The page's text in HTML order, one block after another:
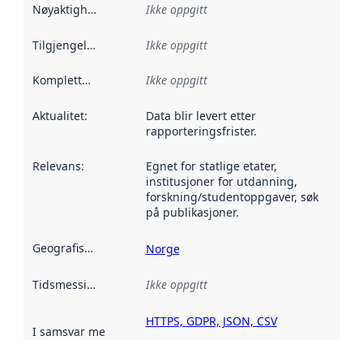
Nøyaktighet Ikke oppgitt
Tilgjengelighet Ikke oppgitt
Kompletthet Ikke oppgitt
Aktualitet:
Data blir levert etter
rapporteringsfrister.
Relevans:
Egnet for statlige etater,
institusjoner for utdanning,
forskning/studentoppgaver, søk
på publikasjoner.
Geografisk avgrensning :
Norge
Tidsmessig avgrensning :
Ikke oppgitt
I samsvar med Referanse til en implementasjonsregel
HTTPS, GDPR, JSON, CSV